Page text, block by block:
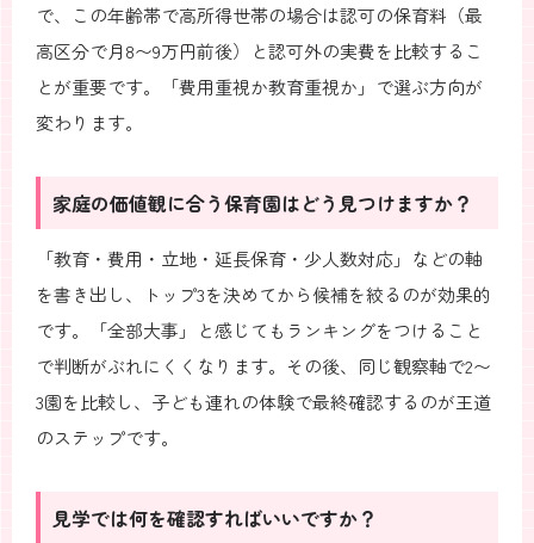
で、この年齢帯で高所得世帯の場合は認可の保育料（最
高区分で月8〜9万円前後）と認可外の実費を比較するこ
とが重要です。「費用重視か教育重視か」で選ぶ方向が
変わります。
家庭の価値観に合う保育園はどう見つけますか？
「教育・費用・立地・延長保育・少人数対応」などの軸
を書き出し、トップ3を決めてから候補を絞るのが効果的
です。「全部大事」と感じてもランキングをつけること
で判断がぶれにくくなります。その後、同じ観察軸で2〜
3園を比較し、子ども連れの体験で最終確認するのが王道
のステップです。
見学では何を確認すればいいですか？